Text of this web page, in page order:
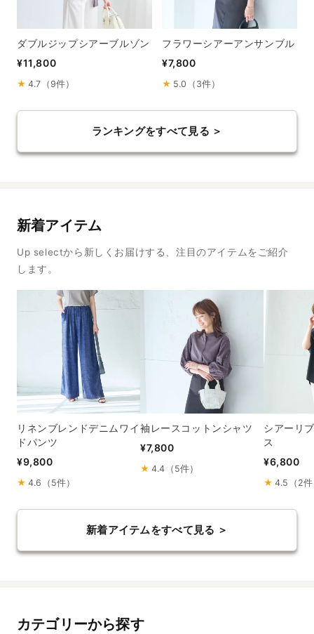
ダブルジップシアーブルゾン
¥11,800
★ 4.7（9件）
フラワーシアーアンサンブル
¥7,800
★ 5.0（3件）
ランキングをすべて見る ＞
新着アイテム
Up selectから新しくお届けする、注目のアイテムをご紹介
します。
リネンブレンドデニムワイ
ドパンツ
¥9,800
★ 4.6（5件）
袖レースコットンシャツ
¥7,800
★ 4.4（5件）
シアーリ
ス
¥6,800
★ 4.5（2件
新着アイテムをすべて見る ＞
カテゴリーから探す